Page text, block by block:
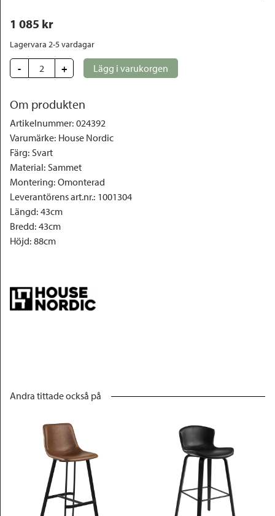
1 085 kr
Lagervara 2-5 vardagar
- + Lägg i varukorgen
Om produkten
Artikelnummer: 024392
Varumärke: House Nordic
Färg: Svart
Material: Sammet
Montering: Omonterad
Leverantörens art.nr.: 1001304
Längd: 43cm
Bredd: 43cm
Höjd: 88cm
Andra tittade också på